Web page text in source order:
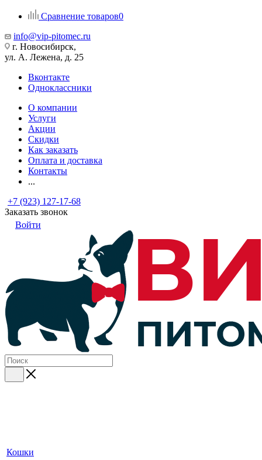
Сравнение товаров0
info@vip-pitomec.ru
г. Новосибирск,
ул. А. Лежена, д. 25
Вконтакте
Одноклассники
О компании
Услуги
Акции
Скидки
Как заказать
Оплата и доставка
Контакты
...
+7 (923) 127-17-68
Заказать звонок
Войти
Кошки